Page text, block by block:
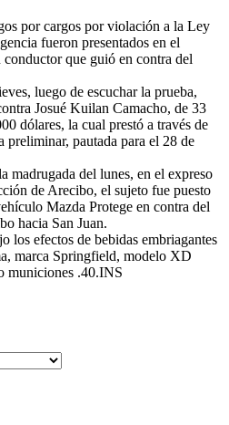
por cargos por violación a la Ley
fueron presentados en el
que guió en contra del
luego de escuchar la prueba,
Josué Kuilan Camacho, de 33
dólares, la cual prestó a través de
pautada para el 28 de
madrugada del lunes, en el expreso
de Arecibo, el sujeto fue puesto
Mazda Protege en contra del
hacia San Juan.
los efectos de bebidas embriagantes
marca Springfield, modelo XD
municiones .40.INS